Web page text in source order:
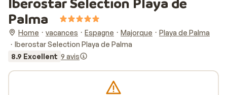
Palma
Home vacances Espagne Majorque
Playa de Palma
Iberostar Selection Playa de Palma
8.9 Excellent 9 avis